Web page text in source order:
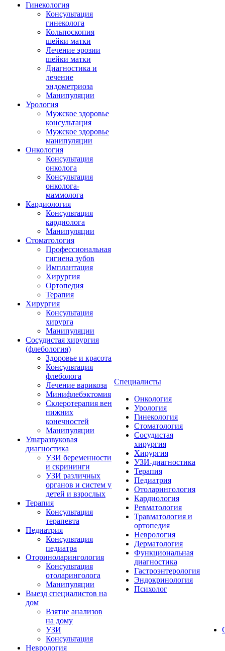
Гинекология
Консультация
гинеколога
Кольпоскопия
шейки матки
Лечение эрозии
шейки матки
Диагностика и
лечение
эндометриоза
Манипуляции
Урология
Мужское здоровье
консультация
Мужское здоровье
манипуляции
Онкология
Консультация
онколога
Консультация
онколога-
маммолога
Кардиология
Консультация
кардиолога
Манипуляции
Стоматология
Профессиональная
гигиена зубов
Имплантация
Хирургия
Ортопедия
Терапия
Хирургия
Консультация
хирурга
Манипуляции
Cосудистая хирургия
(флебология)
Здоровье и красота
Консультация
флеболога
Лечение варикоза
Минифлебэктомия
Склеротерапия вен
нижних
конечностей
Манипуляции
Ультразвуковая
диагностика
УЗИ беременности
и скрининги
УЗИ различных
органов и систем у
детей и взрослых
Терапия
Консультация
терапевта
Педиатрия
Консультация
педиатра
Оториноларингология
Консультация
отоларинголога
Манипуляции
Выезд специалистов на
дом
Взятие анализов
на дому
УЗИ
Консультация
Неврология
Специалисты
Онкология
Урология
Гинекология
Стоматология
Сосудистая
хирургия
Хирургия
УЗИ-диагностика
Терапия
Педиатрия
Отоларингология
Кардиология
Ревматология
Травматология и
ортопедия
Неврология
Дерматология
Функциональная
диагностика
Гастроэнтерология
Эндокринология
Психолог